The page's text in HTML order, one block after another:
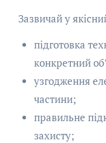
Зазвичай у
підготовка
конкретний
узгодження
частини;
правильне
захисту;